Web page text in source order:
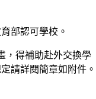
部認可學校。
，得補助赴外交換學
請詳閱簡章如附件。